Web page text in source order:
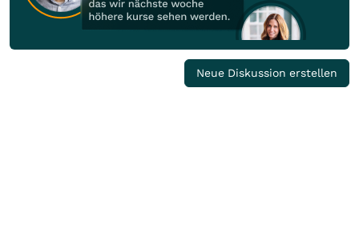
Neue Diskussion erstellen